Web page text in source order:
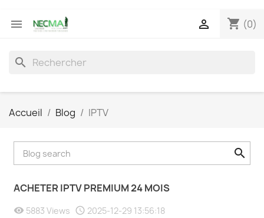
 shopping_cart (0)

search
Accueil Blog IPTV
ACHETER IPTV PREMIUM 24 MOIS
5883 Views 2025-12-29 13:56:18